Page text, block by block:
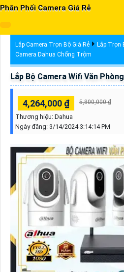
Phân Phối Camera Giá Rẻ
Lắp Camera Trọn Bộ Giá Rẻ Lắp Trọn
Camera Dahua Chống Trộm
Lắp Bộ Camera Wifi Văn
4,264,000 ₫ 5,800,000 ₫
Thương hiệu: Dahua
Ngày đăng: 3/14/2024 3:14:14 PM